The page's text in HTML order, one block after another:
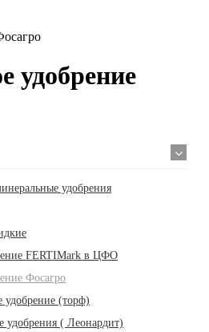
удобрение
удобрения
FERTIMark в ЦФО
Фосагро
удобрение (торф)
удобрения ( Леонардит)